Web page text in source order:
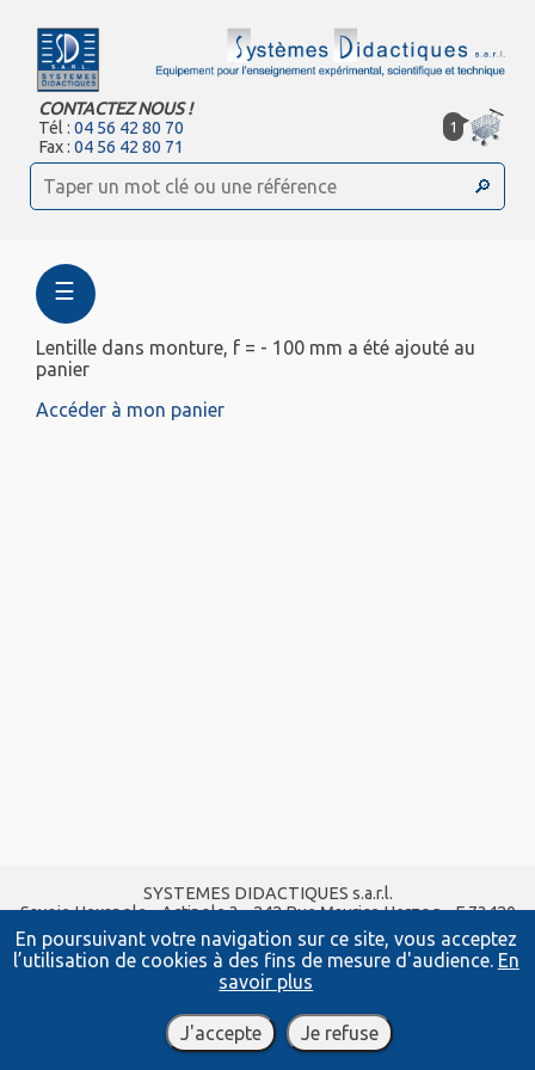
En poursuivant votre navigation sur ce site, vous acceptez
l’utilisation de cookies à des fins de mesure d'audience. En
savoir plus
J'accepte Je refuse
CONTACTEZ NOUS !
Tél :04 56 42 80 70
Fax :04 56 42 80 71
1
☰
Lentille dans monture, f = - 100 mm a été ajouté au
panier
Accéder à mon panier
SYSTEMES DIDACTIQUES s.a.r.l.
Savoie Hexapole - Actipole 3 - 242 Rue Maurice Herzog - F 73420
VIVIERS DU LAC
Tel : 04 56 42 80 70| Fax :04 56 42 80 71
xavier.granjon@systemes-didactiques.fr
www.systemes-didactiques.fr